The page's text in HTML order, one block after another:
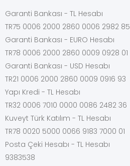
Garanti Bankası - TL Hesabı
TR75 0006 2000 2860 0006 2982 85
Garanti Bankası - EURO Hesabı
TR78 0006 2000 2860 0009 0928 01
Garanti Bankası - USD Hesabı
TR21 0006 2000 2860 0009 0916 93
Yapı Kredi - TL Hesabı
TR32 0006 7010 0000 0086 2482 36
Kuveyt Türk Katılım - TL Hesabı
TR78 0020 5000 0066 9183 7000 01
Posta Çeki Hesabı - TL Hesabı
9383538